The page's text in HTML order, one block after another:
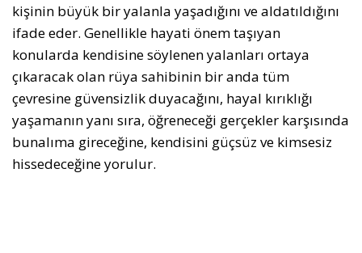
kişinin büyük bir yalanla yaşadığını ve aldatıldığını
ifade eder. Genellikle hayati önem taşıyan
konularda kendisine söylenen yalanları ortaya
çıkaracak olan rüya sahibinin bir anda tüm
çevresine güvensizlik duyacağını, hayal kırıklığı
yaşamanın yanı sıra, öğreneceği gerçekler karşısında
bunalıma gireceğine, kendisini güçsüz ve kimsesiz
hissedeceğine yorulur.